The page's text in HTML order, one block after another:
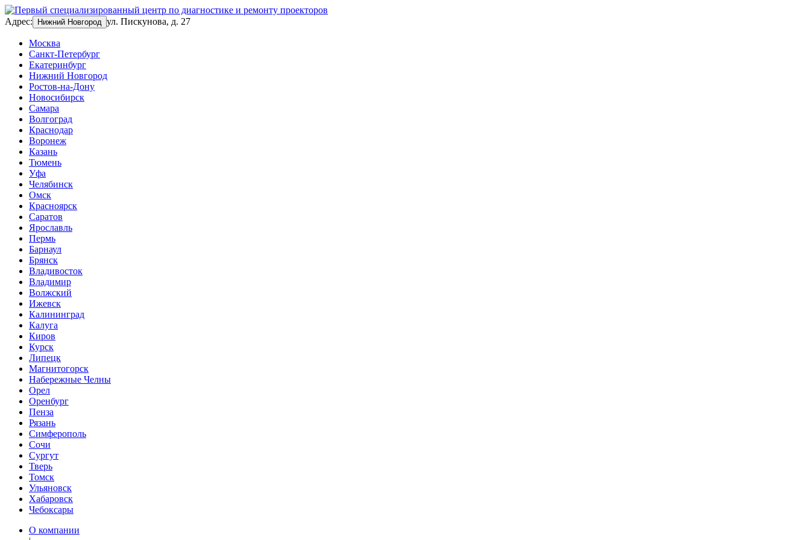
Адрес: Нижний Новгород ул. Пискунова, д. 27
Москва
Санкт-Петербург
Екатеринбург
Нижний Новгород
Ростов-на-Дону
Новосибирск
Самара
Волгоград
Краснодар
Воронеж
Казань
Тюмень
Уфа
Челябинск
Омск
Красноярск
Саратов
Ярославль
Пермь
Барнаул
Брянск
Владивосток
Владимир
Волжский
Ижевск
Калининград
Калуга
Киров
Курск
Липецк
Магнитогорск
Набережные Челны
Орел
Оренбург
Пенза
Рязань
Симферополь
Сочи
Сургут
Тверь
Томск
Ульяновск
Хабаровск
Чебоксары
О компании